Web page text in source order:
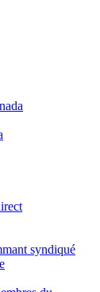
syndiqué